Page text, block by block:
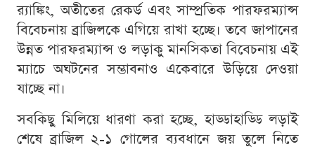
র‍্যাঙ্কিং, অতীতের রেকর্ড এবং সাম্প্রতিক পারফরম্যান্স
বিবেচনায় ব্রাজিলকে এগিয়ে রাখা হচ্ছে। তবে জাপানের
উন্নত পারফরম্যান্স ও লড়াকু মানসিকতা বিবেচনায় এই
ম্যাচে অঘটনের সম্ভাবনাও একেবারে উড়িয়ে দেওয়া
যাচ্ছে না।
সবকিছু মিলিয়ে ধারণা করা হচ্ছে, হাড্ডাহাড্ডি লড়াই
শেষে ব্রাজিল ২-১ গোলের ব্যবধানে জয় তুলে নিতে